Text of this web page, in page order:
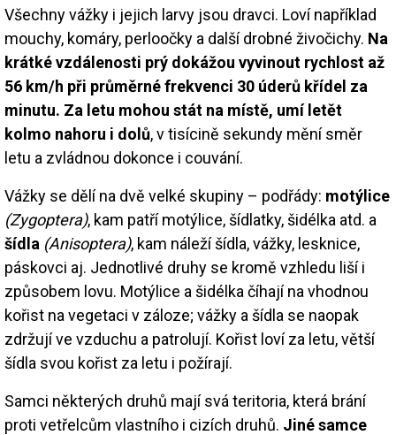
Všechny vážky i jejich larvy jsou dravci. Loví například
mouchy, komáry, perloočky a další drobné živočichy. Na
krátké vzdálenosti prý dokážou vyvinout rychlost až
56 km/h při průměrné frekvenci 30 úderů křídel za
minutu. Za letu mohou stát na místě, umí letět
kolmo nahoru i dolů, v tisícině sekundy mění směr
letu a zvládnou dokonce i couvání.
Vážky se dělí na dvě velké skupiny – podřády: motýlice
(Zygoptera), kam patří motýlice, šídlatky, šidélka atd. a
šídla (Anisoptera), kam náleží šídla, vážky, lesknice,
páskovci aj. Jednotlivé druhy se kromě vzhledu liší i
způsobem lovu. Motýlice a šidélka číhají na vhodnou
kořist na vegetaci v záloze; vážky a šídla se naopak
zdržují ve vzduchu a patrolují. Kořist loví za letu, větší
šídla svou kořist za letu i požírají.
Samci některých druhů mají svá teritoria, která brání
proti vetřelcům vlastního i cizích druhů. Jiné samce